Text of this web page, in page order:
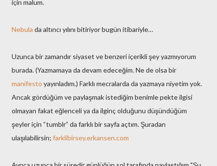
için malum.
Nebula da altıncı yılını bitiriyor bugün itibariyle…
Uzunca bir zamandır siyaset ve benzeri içerikli şey yazmıyorum
burada. (Yazmamaya da devam edeceğim. Ne de olsa bir
manifesto yayınladım.) Farklı mecralarda da yazmaya niyetim yok.
Ancak gördüğüm ve paylaşmak istediğim benimle pekte ilgisi
olmayan fakat eğlenceli ya da ilginç olduğunu düşündüğüm
şeyler için “tumblr” da farklı bir sayfa açtım. Şuradan
ulaşılabilirsin; farklibirsey.erkansen.com